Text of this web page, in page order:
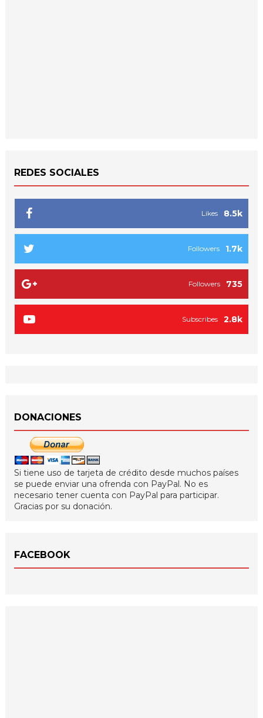
REDES SOCIALES
8.5k
Likes
1.7k
Followers
735
Followers
2.8k
Subscribes
DONACIONES
Si tiene uso de tarjeta de crédito desde muchos países
se puede enviar una ofrenda con PayPal. No es
necesario tener cuenta con PayPal para participar.
Gracias por su donación.
FACEBOOK